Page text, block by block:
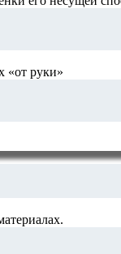
«от руки»